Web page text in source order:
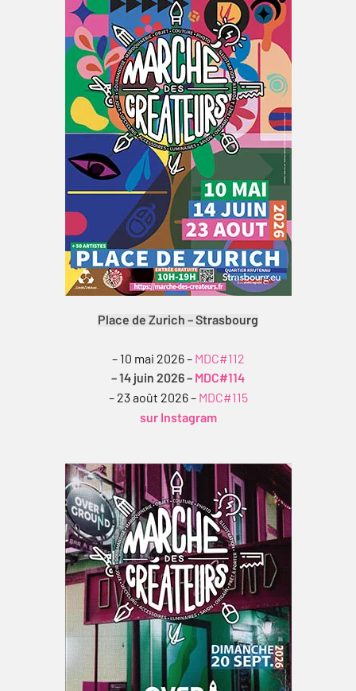
Place de Zurich – Strasbourg
– 10 mai 2026 – MDC#112
– 14 juin 2026 – MDC#114
– 23 août 2026 – MDC#115
sur Instagram